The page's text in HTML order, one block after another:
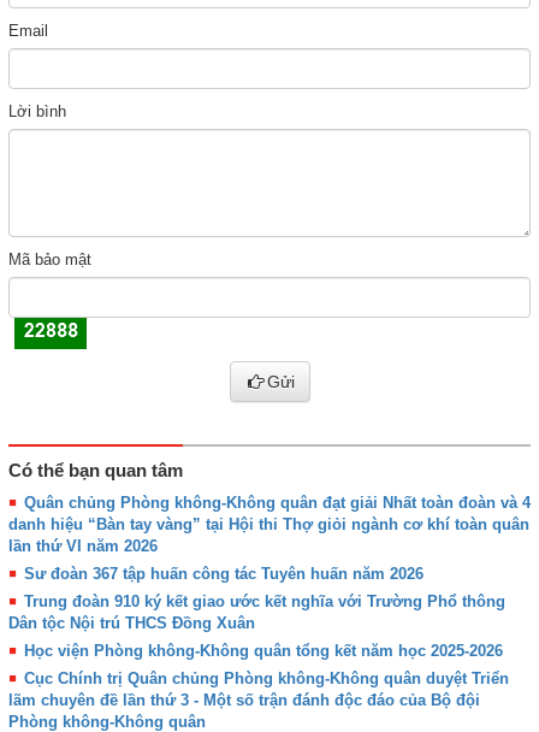
Email
Lời bình
Mã bảo mật
Gửi
Có thể bạn quan tâm
Quân chủng Phòng không-Không quân đạt giải Nhất toàn đoàn và 4
danh hiệu “Bàn tay vàng” tại Hội thi Thợ giỏi ngành cơ khí toàn quân
lần thứ VI năm 2026
Sư đoàn 367 tập huấn công tác Tuyên huấn năm 2026
Trung đoàn 910 ký kết giao ước kết nghĩa với Trường Phổ thông
Dân tộc Nội trú THCS Đồng Xuân
Học viện Phòng không-Không quân tổng kết năm học 2025-2026
Cục Chính trị Quân chủng Phòng không-Không quân duyệt Triển
lãm chuyên đề lần thứ 3 - Một số trận đánh độc đáo của Bộ đội
Phòng không-Không quân